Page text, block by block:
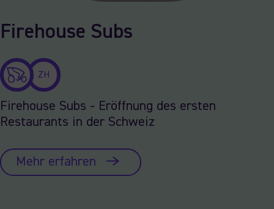
Firehouse Subs
ZH
Firehouse Subs - Eröffnung des ersten
Restaurants in der Schweiz
Mehr erfahren